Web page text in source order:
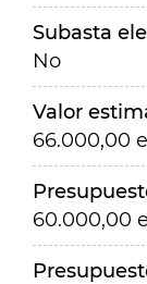
Subasta
No
Valor
66.000,00
60.000,00